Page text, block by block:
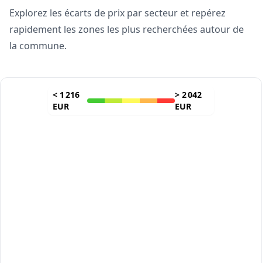
Explorez les écarts de prix par secteur et repérez
rapidement les zones les plus recherchées autour de
la commune.
< 1 216
EUR
> 2 042
EUR